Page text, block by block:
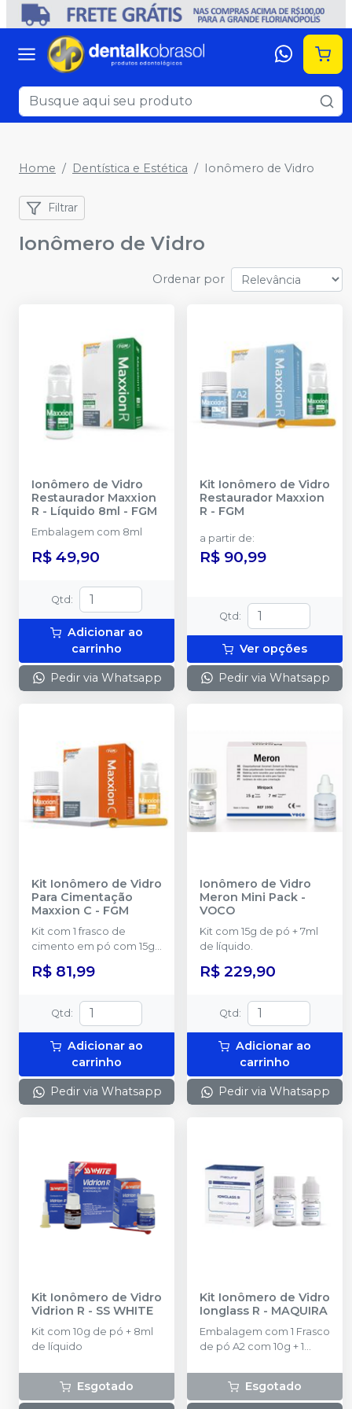
Home Dentística e Estética Ionômero de Vidro
Filtrar
Ionômero de Vidro
Ordenar por
Ionômero de Vidro
Restaurador Maxxion
R - Líquido 8ml - FGM
Embalagem com 8ml
R$ 49,90
Qtd :
Adicionar ao
carrinho
Pedir via Whatsapp
Kit Ionômero de Vidro
Restaurador Maxxion
R - FGM
a partir de:
R$ 90,99
Qtd :
Ver opções
Pedir via Whatsapp
Kit Ionômero de Vidro
Para Cimentação
Maxxion C - FGM
Kit com 1 frasco de
cimento em pó com 15g
10g + 1 dosador de pó + 1
R$ 81,99
Qtd :
Adicionar ao
carrinho
Pedir via Whatsapp
Ionômero de Vidro
Meron Mini Pack -
VOCO
Kit com 15g de pó + 7ml
de líquido.
R$ 229,90
Qtd :
Adicionar ao
carrinho
Pedir via Whatsapp
Kit Ionômero de Vidro
Vidrion R - SS WHITE
Kit com 10g de pó + 8ml
de líquido
Esgotado
Kit Ionômero de Vidro
Ionglass R - MAQUIRA
Embalagem com 1 Frasco
de pó A2 com 10g + 1
8ml + 1 dosador de pó e 1
bloco de espatulação.
Esgotado